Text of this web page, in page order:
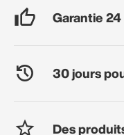
Garantie
30 jours
Des